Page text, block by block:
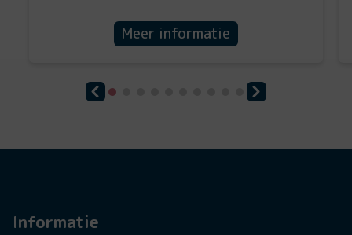
Meer informatie
Informatie